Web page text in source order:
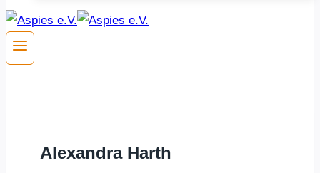
Alexandra Harth